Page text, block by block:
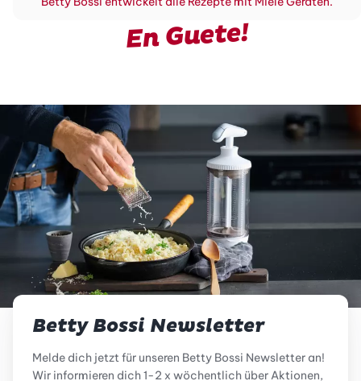
En Guete!
Betty Bossi Newsletter
Melde dich jetzt für unseren Betty Bossi Newsletter an!
Wir informieren dich 1-2 x wöchentlich über Aktionen,